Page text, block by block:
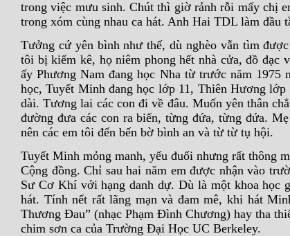
trong việc mưu sinh. Chút thì giờ rảnh rỗi mấy chị
trong xóm cùng nhau ca hát. Anh Hai TDL làm đầu
Tưởng cứ yên bình như thế, dù nghèo vẫn tìm
tôi bị kiểm kê, họ niêm phong hết nhà cửa, đồ
ấy Phương Nam đang học Nha từ trước năm
học, Tuyết Minh đang học lớp 11, Thiên Hương
dài. Tương lai các con đi về đâu. Muốn yên thân
đường đưa các con ra biển, từng đứa, từng đứa.
nên các em tôi đến bến bờ bình an và từ từ tụ hội.
Tuyết Minh mỏng manh, yếu đuối nhưng rất thông
Cộng đồng. Chỉ sau hai năm em được nhận vào
Sư Cơ Khí với hạng danh dự. Dù là một khoa học
hát. Tính nết rất lãng mạn và đam mê, khi hát
Thương Đau” (nhạc Phạm Đình Chương) hay tha
chim sơn ca của Trường Đại Học UC Berkeley.